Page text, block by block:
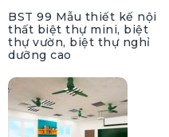
BST 99 Mẫu thiết kế nội
thất biệt thự mini, biệt
thự vườn, biệt thự nghỉ
dưỡng cao